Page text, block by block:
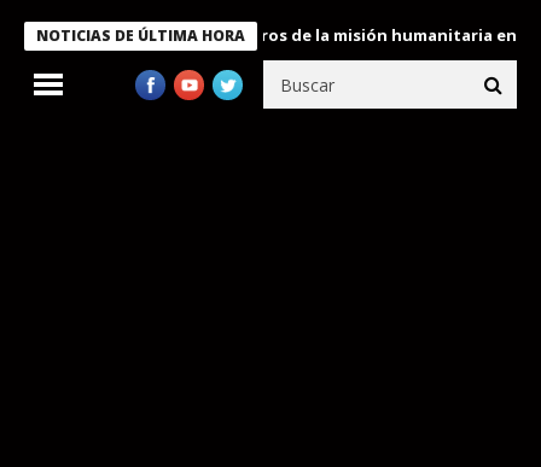
NOTICIAS DE ÚLTIMA HORA
condecora a miembros de la misión humanitaria enviada a